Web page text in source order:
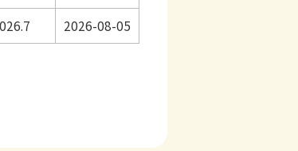
2026-08-05